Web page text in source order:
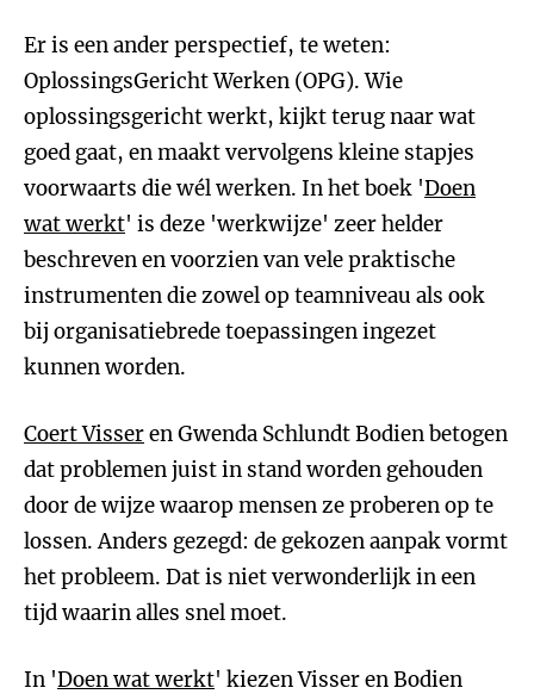
Er is een ander perspectief, te weten:
OplossingsGericht Werken (OPG). Wie
oplossingsgericht werkt, kijkt terug naar wat
goed gaat, en maakt vervolgens kleine stapjes
voorwaarts die wél werken. In het boek 'Doen
wat werkt' is deze 'werkwijze' zeer helder
beschreven en voorzien van vele praktische
instrumenten die zowel op teamniveau als ook
bij organisatiebrede toepassingen ingezet
kunnen worden.
Coert Visseren Gwenda Schlundt Bodien betogen
dat problemen juist in stand worden gehouden
door de wijze waarop mensen ze proberen op te
lossen. Anders gezegd: de gekozen aanpak vormt
het probleem. Dat is niet verwonderlijk in een
tijd waarin alles snel moet.
In 'Doen wat werkt' kiezen Visser en Bodien